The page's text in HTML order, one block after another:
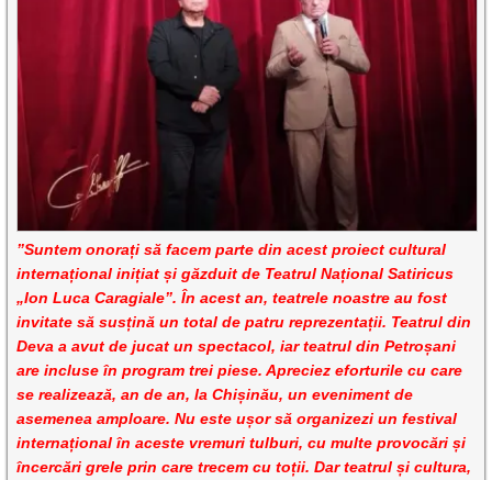
”Suntem onorați să facem parte din acest proiect cultural
internațional inițiat și găzduit de Teatrul Național Satiricus
„Ion Luca Caragiale”. În acest an, teatrele noastre au fost
invitate să susțină un total de patru reprezentații. Teatrul din
Deva a avut de jucat un spectacol, iar teatrul din Petroșani
are incluse în program trei piese. Apreciez eforturile cu care
se realizează, an de an, la Chișinău, un eveniment de
asemenea amploare. Nu este ușor să organizezi un festival
internațional în aceste vremuri tulburi, cu multe provocări și
încercări grele prin care trecem cu toții. Dar teatrul și cultura,